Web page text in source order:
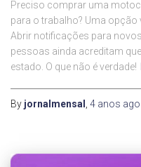
Preciso comprar uma
para o trabalho? Uma opção
Abrir notificações para
pessoas ainda acreditam
estado. O que não é verdade!
By jornalmensal 4 anos ago